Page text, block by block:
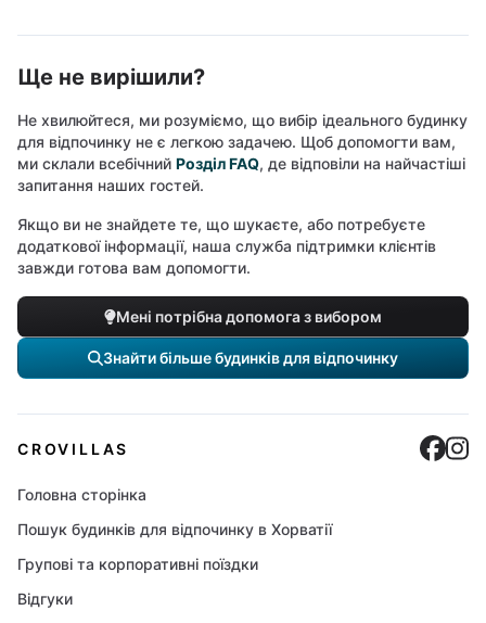
Ще не вирішили?
Не хвилюйтеся, ми розуміємо, що вибір ідеального будинку
для відпочинку не є легкою задачею. Щоб допомогти вам,
ми склали всебічний Розділ FAQ, де відповіли на найчастіші
запитання наших гостей.
Якщо ви не знайдете те, що шукаєте, або потребуєте
додаткової інформації, наша служба підтримки клієнтів
завжди готова вам допомогти.
Мені потрібна допомога з вибором
Знайти більше будинків для відпочинку
CROVILLAS
Головна сторінка
Пошук будинків для відпочинку в Хорватії
Групові та корпоративні поїздки
Відгуки